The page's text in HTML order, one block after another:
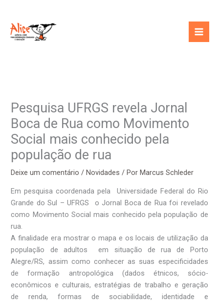
conteúdo
Pesquisa UFRGS revela Jornal
Boca de Rua como Movimento
Social mais conhecido pela
população de rua
Deixe um comentário /Novidades / PorMarcus Schleder
Em pesquisa coordenada pela Universidade Federal do Rio
Grande do Sul – UFRGS o Jornal Boca de Rua foi revelado
como Movimento Social mais conhecido pela população de
rua.
A finalidade era mostrar omapa e os locais de utilização da
população de adultos
em situação de rua de Porto
Alegre/RS, assim como conhecer as suas especificidades
de formação antropológica (dados étnicos, sócio-
econômicos e culturais, estratégias de trabalho e geração
de renda, formas de sociabilidade, identidade e